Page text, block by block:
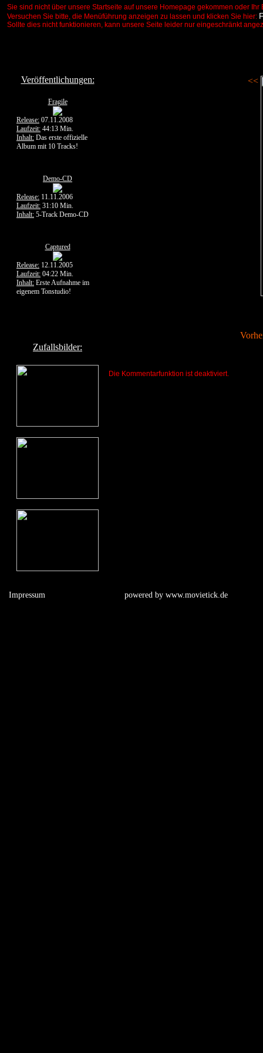
Sie sind nicht über unsere Startseite auf unsere Homepage gekommen oder
Versuchen Sie bitte, die Menüführung anzeigen zu lassen und klicken Sie hier:
Sollte dies nicht funktionieren, kann unsere Seite leider nur eingeschränkt
Veröffentlichungen:
Fragile
Release: 07.11.2008
Laufzeit: 44:13 Min.
Inhalt: Das erste offizielle
Album mit 10 Tracks!
Demo-CD
Release: 11.11.2006
Laufzeit: 31:10 Min.
Inhalt: 5-Track Demo-CD
Captured
Release: 12.11.2005
Laufzeit: 04:22 Min.
Inhalt: Erste Aufnahme im
eigenem Tonstudio!
Zufallsbilder:
<<
Die Kommentarfunktion ist deaktiviert.
Impressum powered by www.movietick.de